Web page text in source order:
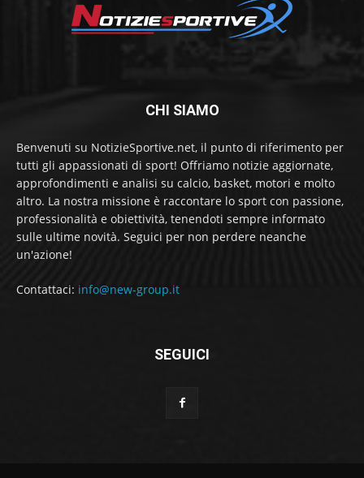
CHI SIAMO
Benvenuti su NotizieSportive.net, il punto di riferimento per
tutti gli appassionati di sport! Offriamo notizie aggiornate,
approfondimenti e analisi su calcio, basket, motori e molto
altro. La nostra missione è raccontare lo sport con passione,
professionalità e obiettività, tenendoti sempre informato
sulle ultime novità. Seguici per non perdere neanche
un'azione!
Contattaci: info@new-group.it
SEGUICI